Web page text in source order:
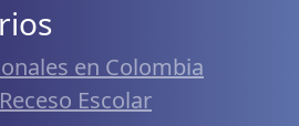
en Colombia
Escolar